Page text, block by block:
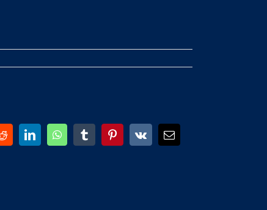
RedditLinkedInWhatsAppTumblrPinterest
Vk
E-